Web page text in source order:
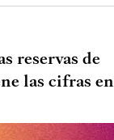
reservas de
las cifras en